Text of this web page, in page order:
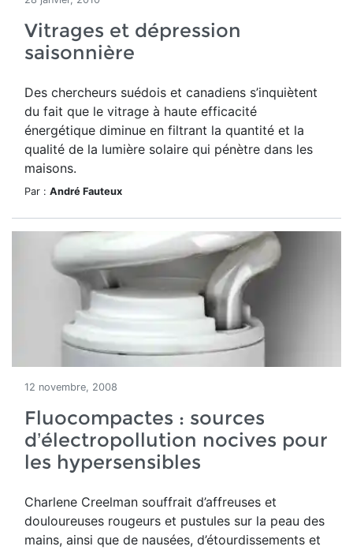
Vitrages et dépression
saisonnière
Des chercheurs suédois et canadiens s’inquiètent
du fait que le vitrage à haute efficacité
énergétique diminue en filtrant la quantité et la
qualité de la lumière solaire qui pénètre dans les
maisons.
Par : André Fauteux
12 novembre, 2008
Fluocompactes : sources
d’électropollution nocives pour
les hypersensibles
Charlene Creelman souffrait d’affreuses et
douloureuses rougeurs et pustules sur la peau des
mains, ainsi que de nausées, d’étourdissements et